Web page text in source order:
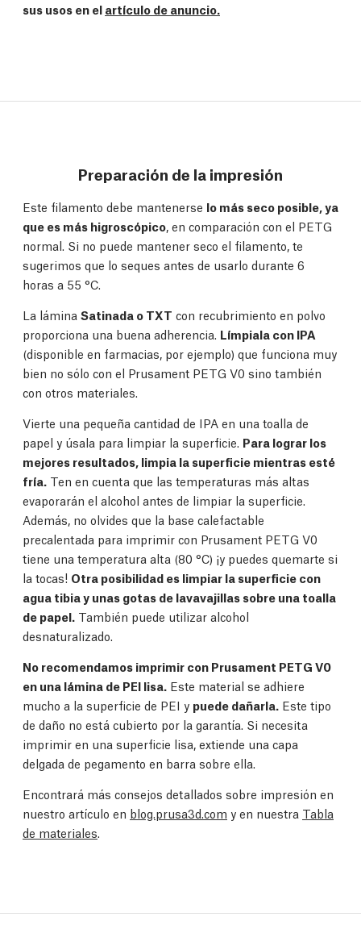
sus usos en el artículo de anuncio.
Preparación de la impresión
Este filamento debe mantenerse lo más seco posible, ya
que es más higroscópico, en comparación con el PETG
normal. Si no puede mantener seco el filamento, te
sugerimos que lo seques antes de usarlo durante 6
horas a 55 °C.
La lámina Satinada o TXT con recubrimiento en polvo
proporciona una buena adherencia. Límpiala con IPA
(disponible en farmacias, por ejemplo) que funciona muy
bien no sólo con el Prusament PETG V0 sino también
con otros materiales.
Vierte una pequeña cantidad de IPA en una toalla de
papel y úsala para limpiar la superficie. Para lograr los
mejores resultados, limpia la superficie mientras esté
fría. Ten en cuenta que las temperaturas más altas
evaporarán el alcohol antes de limpiar la superficie.
Además, no olvides que la base calefactable
precalentada para imprimir con Prusament PETG V0
tiene una temperatura alta (80 °C) ¡y puedes quemarte si
la tocas! Otra posibilidad es limpiar la superficie con
agua tibia y unas gotas de lavavajillas sobre una toalla
de papel. También puede utilizar alcohol
desnaturalizado.
No recomendamos imprimir con Prusament PETG V0
en una lámina de PEI lisa. Este material se adhiere
mucho a la superficie de PEI y puede dañarla. Este tipo
de daño no está cubierto por la garantía. Si necesita
imprimir en una superficie lisa, extiende una capa
delgada de pegamento en barra sobre ella.
Encontrará más consejos detallados sobre impresión en
nuestro artículo en blog.prusa3d.com y en nuestra Tabla
de materiales.